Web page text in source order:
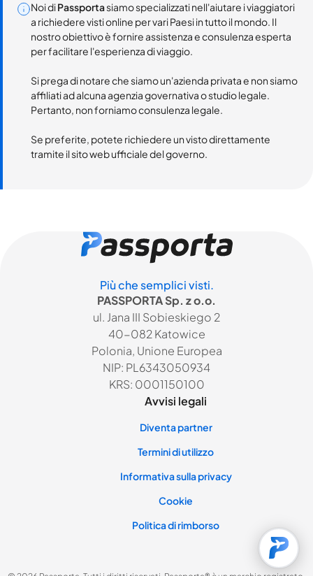
Noi diPassportasiamo specializzati nell'aiutare i viaggiatori
a richiedere visti online per vari Paesi in tutto il mondo. Il
nostro obiettivo è fornire assistenza e consulenza esperta
per facilitare l'esperienza di viaggio.
Si prega di notare che siamo un'azienda privata e non siamo
affiliati ad alcuna agenzia governativa o studio legale.
Pertanto, non forniamo consulenza legale.
Se preferite, potete richiedere un visto direttamente
tramite il sito web ufficiale del governo.
Più che semplici visti.
PASSPORTA Sp. z o.o.
ul. Jana III Sobieskiego 2
40-082 Katowice
Polonia, Unione Europea
NIP: PL6343050934
KRS: 0001150100
Avvisi legali
Diventa partner
Termini di utilizzo
Informativa sulla privacy
Cookie
Politica di rimborso